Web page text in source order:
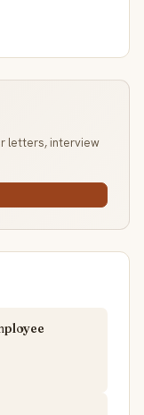
letters, interview